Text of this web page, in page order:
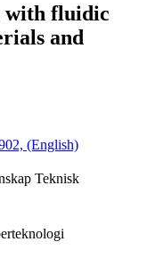
with fluidic
and
(English)
Teknisk